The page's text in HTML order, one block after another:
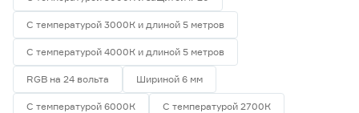
С температурой 3000К и длиной 5 метров
С температурой 4000К и длиной 5 метров
RGB на 24 вольта Шириной 6 мм
С температурой 6000К С температурой 2700К